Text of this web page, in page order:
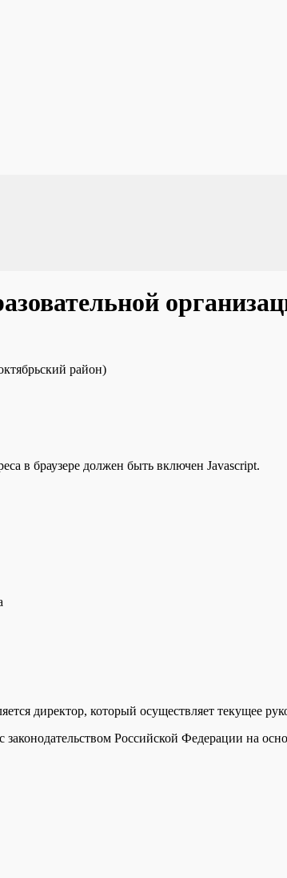
район)
в браузере должен быть включен Javascript.
директор, который осуществляет текущее
Российской Федерации на